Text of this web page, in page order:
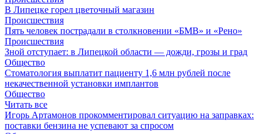
В Липецке горел цветочный магазин
Происшествия
Пять человек пострадали в столкновении «БМВ» и «Рено»
Происшествия
Зной отступает: в Липецкой области — дожди, грозы и град
Общество
Стоматология выплатит пациенту 1,6 млн рублей после
некачественной установки имплантов
Общество
Читать все
Игорь Артамонов прокомментировал ситуацию на заправках:
поставки бензина не успевают за спросом